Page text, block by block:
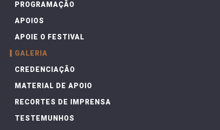
PROGRAMAÇÃO
APOIOS
APOIE O FESTIVAL
GALERIA
CREDENCIAÇÃO
MATERIAL DE APOIO
RECORTES DE IMPRENSA
TESTEMUNHOS